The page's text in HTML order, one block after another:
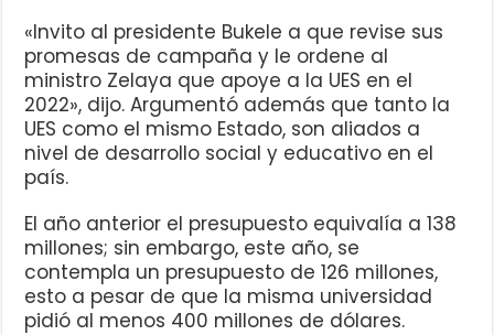
«Invito al presidente Bukele a que revise sus
promesas de campaña y le ordene al
ministro Zelaya que apoye a la UES en el
2022», dijo. Argumentó además que tanto la
UES como el mismo Estado, son aliados a
nivel de desarrollo social y educativo en el
país.
El año anterior el presupuesto equivalía a 138
millones; sin embargo, este año, se
contempla un presupuesto de 126 millones,
esto a pesar de que la misma universidad
pidió al menos 400 millones de dólares.